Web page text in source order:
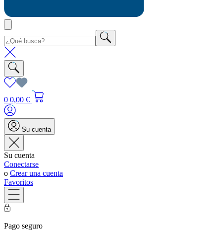
0 0,00 €
Su cuenta
Su cuenta
Conectarse
o Crear una cuenta
Favoritos
Pago seguro